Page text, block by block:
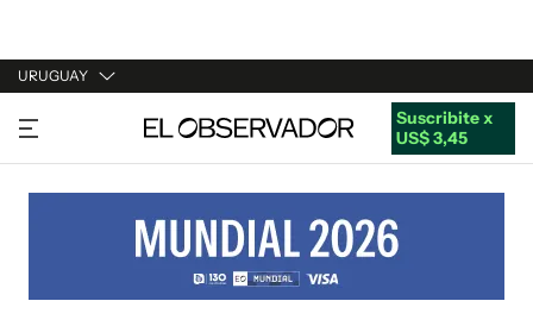
URUGUAY
URUGUAY
ARGENTINA
ESTADOS UNIDOS
Suscribite x
US$ 3,45